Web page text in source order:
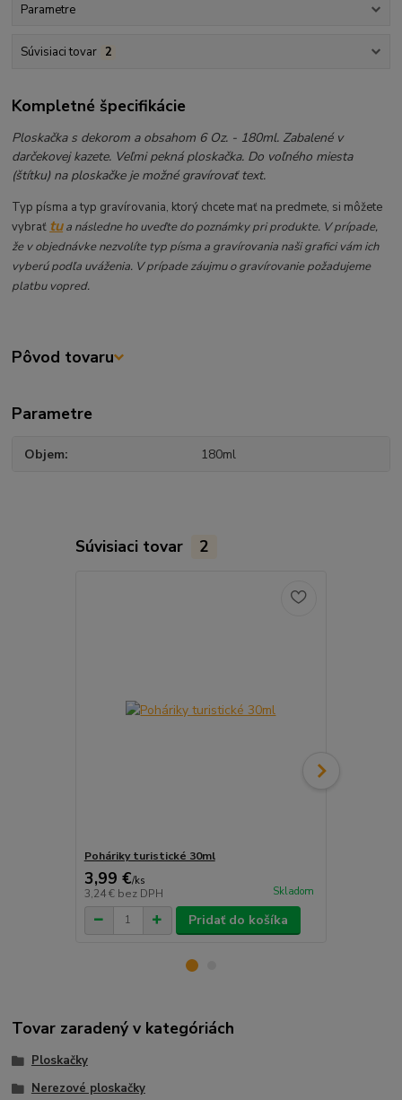
Parametre
Súvisiaci tovar 2
Kompletné špecifikácie
Ploskačka s dekorom a obsahom 6 Oz. - 180ml. Zabalené v
darčekovej kazete. Veľmi pekná ploskačka. Do voľného miesta
(štítku) na ploskačke je možné gravírovať text.
Typ písma a typ gravírovania, ktorý chcete mať na predmete, si môžete
vybraťtua následne ho uveďte do poznámky pri produkte. V prípade,
že v objednávke nezvolíte typ písma a gravírovania naši grafici vám ich
vyberú podľa uváženia. V prípade záujmu o gravírovanie požadujeme
platbu vopred.
Pôvod tovaru
Parametre
Objem 180ml
Súvisiaci tovar 2
Poháriky turistické 30ml
3,99 €/ks
3,24 € bez DPH Skladom
Pridať do košíka
Tovar zaradený v kategóriách
Ploskačky
Nerezové ploskačky